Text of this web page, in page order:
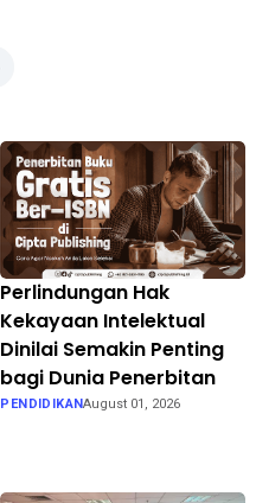
Perlindungan Hak
Kekayaan Intelektual
Dinilai Semakin Penting
bagi Dunia Penerbitan
PENDIDIKANAugust 01, 2026